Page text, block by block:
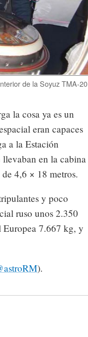
de la Soyuz TMA-20
la cosa ya es un
eran capaces
a la Estación
en la cabina
4,6 × 18 metros.
y poco
ruso unos 2.350
7.667 kg, y
).